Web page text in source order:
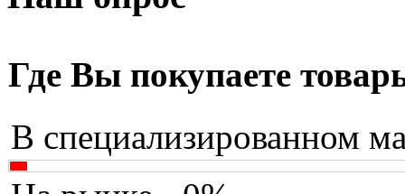
Assistant
Asus(9)
Barnes&noble
Brain
Brava
Где Вы покупаете
В специализированном